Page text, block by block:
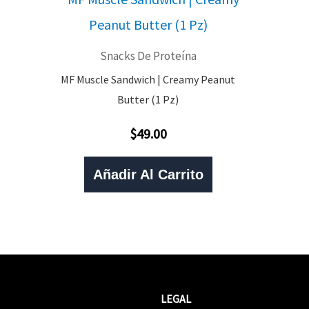
Snacks De Proteína
MF Muscle Sandwich | Creamy Peanut
Butter (1 Pz)
Valorado
0
De
5
$49.00
Añadir Al Carrito
LEGAL